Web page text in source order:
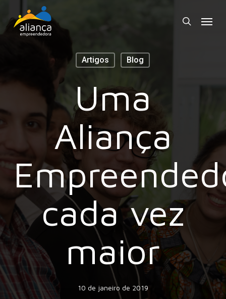
search
Artigos Blog
Uma
Aliança
cada vez
maior
10 de janeiro de 2019